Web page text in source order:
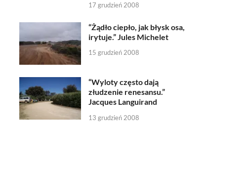
17 grudzień 2008
“Żądło ciepło, jak błysk osa,
irytuje.” Jules Michelet
15 grudzień 2008
“Wyloty często dają
złudzenie renesansu.”
Jacques Languirand
13 grudzień 2008